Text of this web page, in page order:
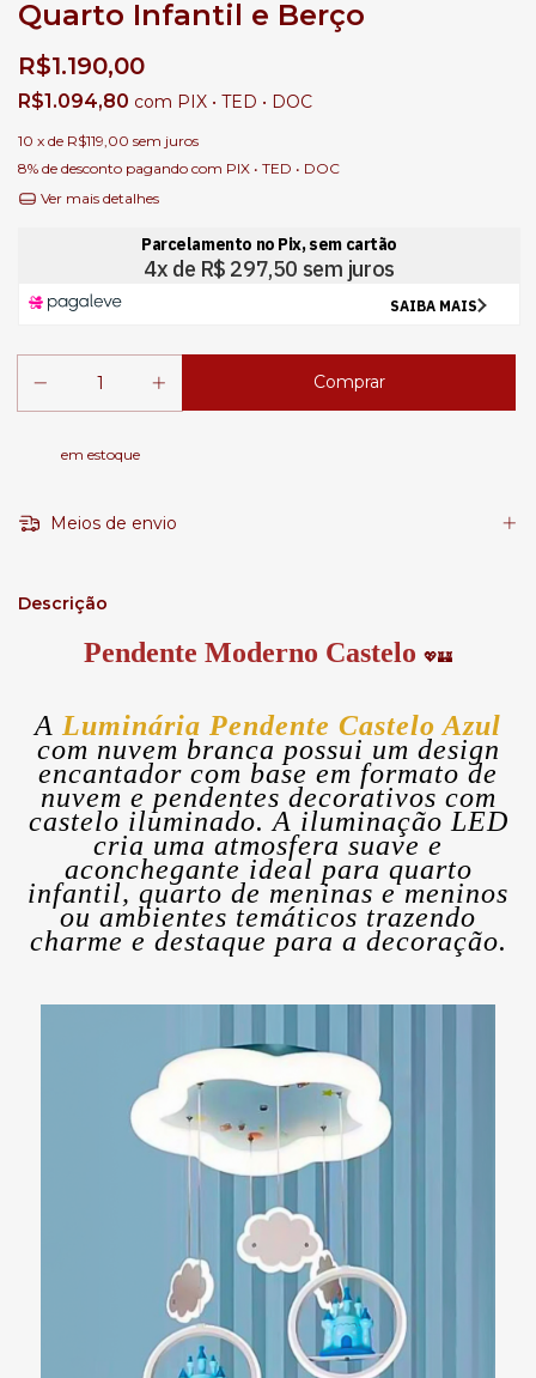
Quarto Infantil e Berço
R$1.190,00
R$1.094,80 com PIX • TED • DOC
10 x de R$119,00 sem juros
8% de desconto pagando com PIX • TED • DOC
Ver mais detalhes
em estoque
Meios de envio
Descrição
Pendente Moderno Castelo 💖🏰
A Luminária Pendente Castelo Azul
com nuvem branca possui um design
encantador com base em formato de
nuvem e pendentes decorativos com
castelo iluminado. A iluminação LED
cria uma atmosfera suave e
aconchegante ideal para quarto
infantil, quarto de meninas e meninos
ou ambientes temáticos trazendo
charme e destaque para a decoração.